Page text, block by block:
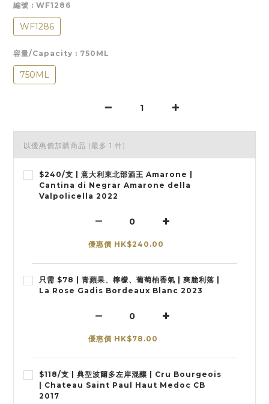
編號 : WF1286
WF1286
容量/Capacity : 750ML
750ML
以優惠價加購商品 (最多 1 件)
$240/支 | 意大利東北部酒王 Amarone |
Cantina di Negrar Amarone della
Valpolicella 2022
優惠價 HK$240.00
只需 $78 | 青蘋果、檸檬、葡萄柚香氣 | 爽脆利落 |
La Rose Gadis Bordeaux Blanc 2023
優惠價 HK$78.00
$118/支 | 典型波爾多左岸混釀 | Cru Bourgeois
| Chateau Saint Paul Haut Medoc CB
2017